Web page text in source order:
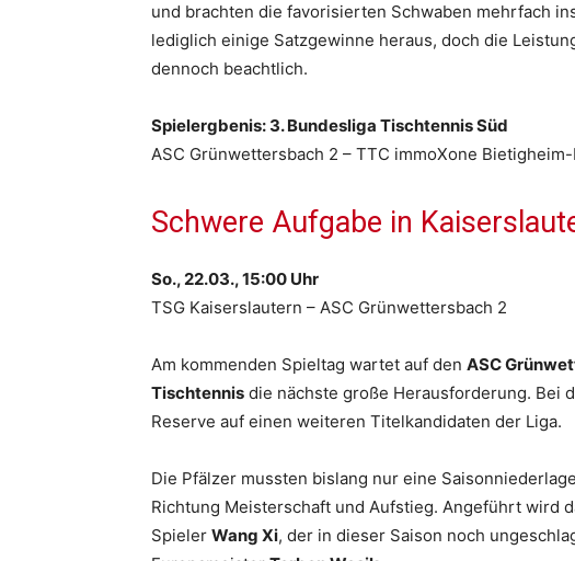
und brachten die favorisierten Schwaben mehrfach
lediglich einige Satzgewinne heraus, doch die
dennoch beachtlich.
Spielergbenis: 3. Bundesliga Tischtennis Süd
ASC Grünwettersbach 2 – TTC immoXone
Schwere Aufgabe in
So., 22.03., 15:00 Uhr
TSG Kaiserslautern – ASC Grünwettersbach 2
Am kommenden Spieltag wartet auf den ASC
Tischtennis die nächste große Herausforderung. Bei
Reserve auf einen weiteren Titelkandidaten der Liga.
Die Pfälzer mussten bislang nur eine
Richtung Meisterschaft und Aufstieg. Angeführt wird
Spieler Wang Xi, der in dieser Saison noch